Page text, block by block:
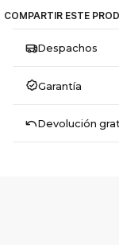
COMPARTIR ESTE
Despachos
Garantía
Devolución